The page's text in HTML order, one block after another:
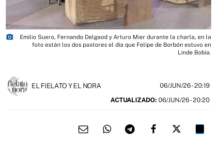
photo_camera
Emilio Suero, Fernando Delgaod y Arturo Mier durante la charla, en la
foto están los dos pastores el día que Felipe de Borbón estuvo en
Linde Bobia.
EL FIELATO Y EL NORA 06/JUN/26- 20:19
ACTUALIZADO: 06/JUN/26 - 20:20